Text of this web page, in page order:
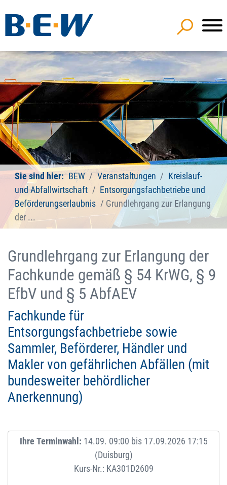
Sie sind hier: BEW Veranstaltungen
Kreislauf-
und Abfallwirtschaft
Entsorgungsfachbetriebe und
Beförderungserlaubnis
Grundlehrgang zur Erlangung
der ...
Grundlehrgang zur Erlangung der
Fachkunde gemäß § 54 KrWG, § 9
EfbV und § 5 AbfAEV
Fachkunde für
Entsorgungsfachbetriebe sowie
Sammler, Beförderer, Händler und
Makler von gefährlichen Abfällen (mit
bundesweiter behördlicher
Anerkennung)
Ihre Terminwahl: 14.09. 09:00 bis 17.09.2026 17:15
(Duisburg)
Kurs-Nr.: KA301D2609